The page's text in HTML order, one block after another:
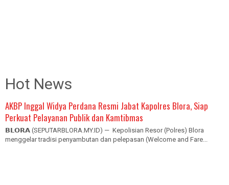
Hot News
AKBP Inggal Widya Perdana Resmi Jabat Kapolres Blora, Siap
Perkuat Pelayanan Publik dan Kamtibmas
𝗕𝗟𝗢𝗥𝗔 (SEPUTARBLORA.MY.ID) — Kepolisian Resor (Polres) Blora
menggelar tradisi penyambutan dan pelepasan (Welcome and Fare...